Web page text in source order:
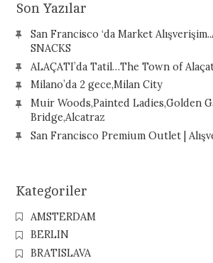
Son Yazılar
San Francisco ‘da Market
SNACKS
ALAÇATI’da Tatil…The Town of
Milano’da 2 gece,Milan City
Muir Woods,Painted Ladies,Golden
Bridge,Alcatraz
San Francisco Premium Outlet |
Kategoriler
AMSTERDAM
BERLIN
BRATISLAVA